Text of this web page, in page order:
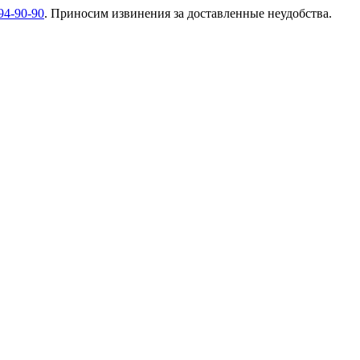
90-90. Приносим извинения за доставленные неудобства.